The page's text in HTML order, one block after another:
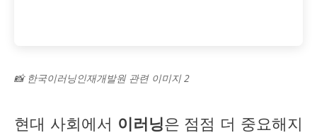
📸 한국이러닝인재개발원 관련 이미지 2
현대 사회에서 이러닝은 점점 더 중요해지